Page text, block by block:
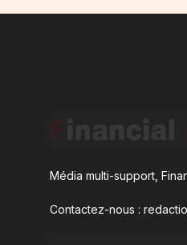
Média multi-support,
Contactez-nous :